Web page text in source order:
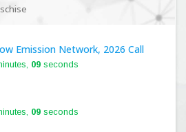
Complexe de Cercetare de
- Schimbare, PPS2024
Emission Network, 2026 Call
08 seconds
08 seconds